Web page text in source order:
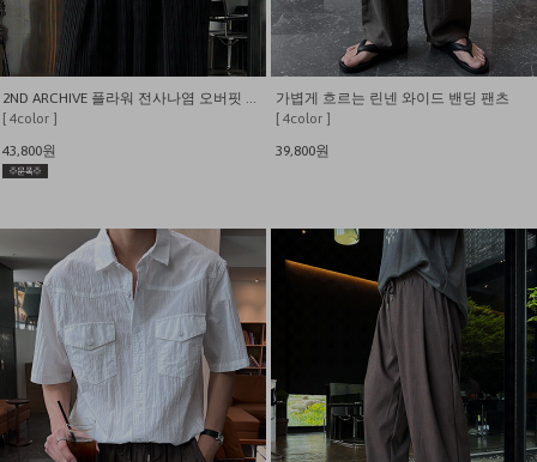
2ND ARCHIVE 플라워 전사나염 오버핏 반팔티
[ 4color ]
43,800원
가볍게 흐르는 린넨 와이드 밴딩 팬츠
[ 4color ]
39,800원